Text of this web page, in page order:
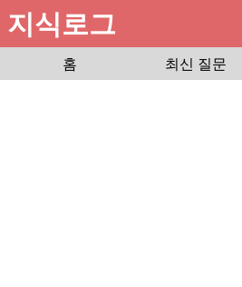
지식로그
홈
최신 질문